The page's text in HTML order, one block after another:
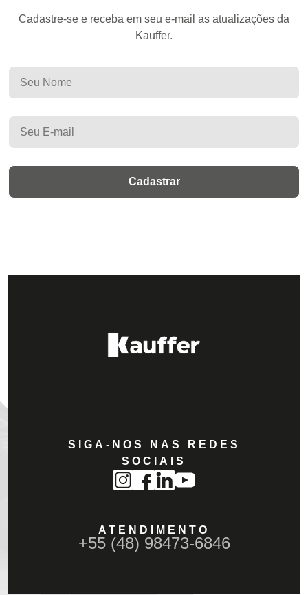
Cadastre-se e receba em seu e-mail as atualizações da
Kauffer.
SIGA-NOS NAS REDES
SOCIAIS
ATENDIMENTO
+55 (48) 98473-6846